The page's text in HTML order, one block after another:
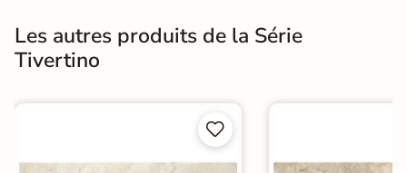
Les autres produits de la Série
Tivertino

